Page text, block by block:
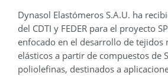
Dynasol Elastómeros S.A.U. ha
del CDTI y FEDER para el proyecto
enfocado en el desarrollo de tejidos
elásticos a partir de compuestos de
poliolefinas, destinados a